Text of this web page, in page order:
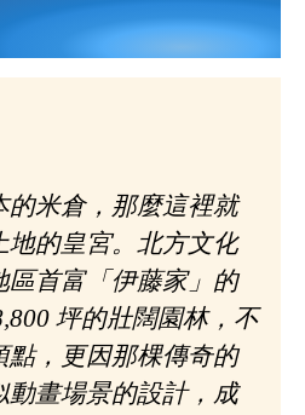
的米倉，那麼這裡就
地的皇宮。北方文化
區首富「伊藤家」的
坪的壯闊園林，不
點，更因那棵傳奇的
動畫場景的設計，成